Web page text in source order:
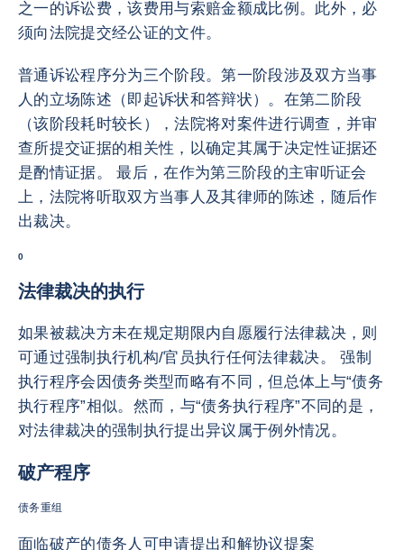
之一的诉讼费，该费用与索赔金额成比例。此外，必
须向法院提交经公证的文件。
普通诉讼程序分为三个阶段。第一阶段涉及双方当事
人的立场陈述（即起诉状和答辩状）。在第二阶段
（该阶段耗时较长），法院将对案件进行调查，并审
查所提交证据的相关性，以确定其属于决定性证据还
是酌情证据。 最后，在作为第三阶段的主审听证会
上，法院将听取双方当事人及其律师的陈述，随后作
出裁决。
0
法律裁决的执行
如果被裁决方未在规定期限内自愿履行法律裁决，则
可通过强制执行机构/官员执行任何法律裁决。 强制
执行程序会因债务类型而略有不同，但总体上与“债务
执行程序”相似。然而，与“债务执行程序”不同的是，
对法律裁决的强制执行提出异议属于例外情况。
破产程序
债务重组
面临破产的债务人可申请提出和解协议提案